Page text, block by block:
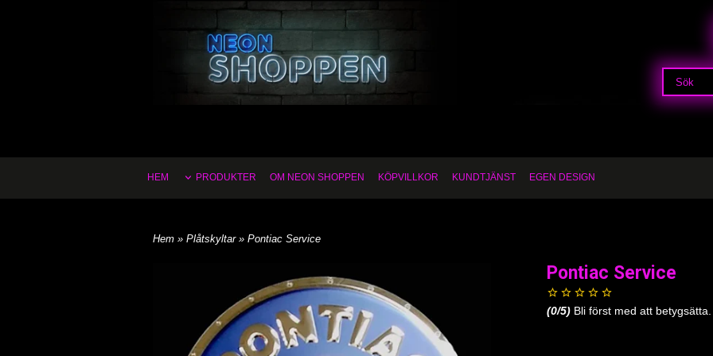
HEM PRODUKTER OM NEON SHOPPEN KÖPVILLKOR KUNDTJÄNST EGEN DESIGN
Hem » Plåtskyltar » Pontiac Service
Pontiac Service
(0/5) Bli först med att betygsätta.